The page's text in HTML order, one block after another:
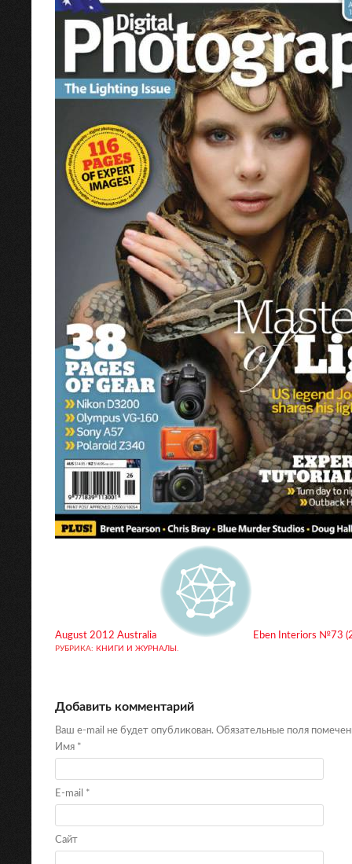
August 2012 Australia Eben Interiors №73
РУБРИКА: КНИГИ И ЖУРНАЛЫ .
Добавить комментарий
Ваш e-mail не будет опубликован. Обязательные поля
Имя *
E-mail *
Сайт